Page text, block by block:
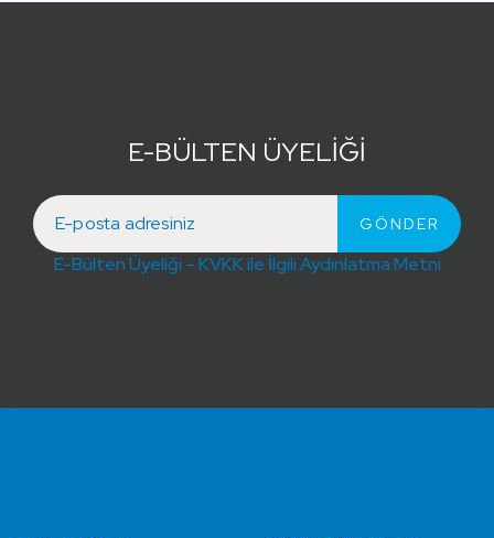
E-BÜLTEN ÜYELİĞİ
E-Bülten Üyeliği – KVKK ile İlgili Aydınlatma Metni